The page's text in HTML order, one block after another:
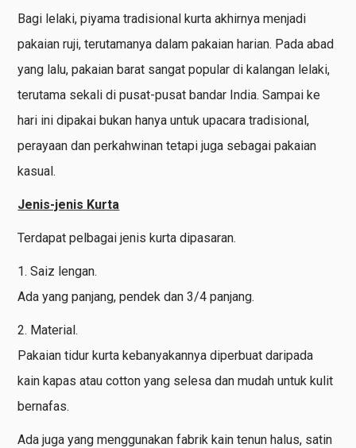
Bagi lelaki, piyama tradisional kurta akhirnya menjadi
pakaian ruji, terutamanya dalam pakaian harian. Pada abad
yang lalu, pakaian barat sangat popular di kalangan lelaki,
terutama sekali di pusat-pusat bandar India. Sampai ke
hari ini dipakai bukan hanya untuk upacara tradisional,
perayaan dan perkahwinan tetapi juga sebagai pakaian
kasual.
Jenis-jenis Kurta
Terdapat pelbagai jenis kurta dipasaran.
1. Saiz lengan.
Ada yang panjang, pendek dan 3/4 panjang.
2. Material.
Pakaian tidur kurta kebanyakannya diperbuat daripada
kain kapas atau cotton yang selesa dan mudah untuk kulit
bernafas.
Ada juga yang menggunakan fabrik kain tenun halus, satin